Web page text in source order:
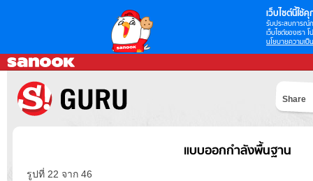
เว็บไซต์นี้ใช้คุ
รับประสบการณ์
เว็บไซต์ของเรา
นโยบายความเป็
Share
แบบออกกำลังพื้นฐาน
รูปที่ 22 จาก 46